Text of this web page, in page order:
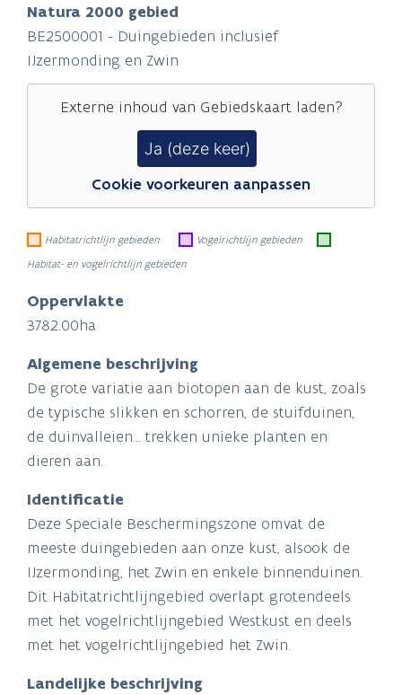
Natura 2000 gebied
BE2500001 - Duingebieden inclusief
IJzermonding en Zwin
Externe inhoud van Gebiedskaartladen?
Ja (deze keer)
Cookie voorkeuren aanpassen
Habitatrichtlijn gebieden
Vogelrichtlijn gebieden
Habitat- en vogelrichtlijn gebieden
Oppervlakte
3782.00ha
Algemene beschrijving
De grote variatie aan biotopen aan de kust, zoals
de typische slikken en schorren, de stuifduinen,
de duinvalleien... trekken unieke planten en
dieren aan.
Identificatie
Deze Speciale Beschermingszone omvat de
meeste duingebieden aan onze kust, alsook de
IJzermonding, het Zwin en enkele binnenduinen.
Dit Habitatrichtlijngebied overlapt grotendeels
met het vogelrichtlijngebied Westkust en deels
met het vogelrichtlijngebied het Zwin.
Landelijke beschrijving